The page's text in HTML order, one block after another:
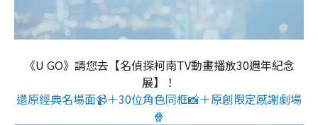
《U GO》請您去【名偵探柯南TV動畫播放30週年紀念
展】！
還原經典名場面📹＋30位角色同框📸＋原創限定感謝劇場
🍿